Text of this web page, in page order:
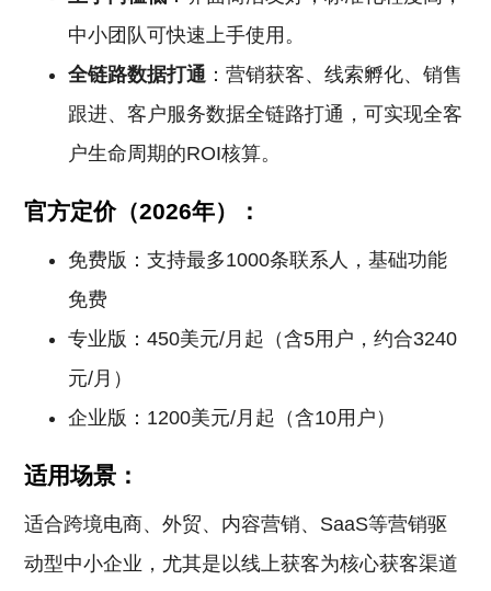
中小团队可快速上手使用。
全链路数据打通 ：营销获客、线索孵化、销售
跟进、客户服务数据全链路打通，可实现全客
户生命周期的ROI核算。
官方定价（2026年）：
免费版：支持最多1000条联系人，基础功能
免费
专业版：450美元/月起（含5用户，约合3240
元/月）
企业版：1200美元/月起（含10用户）
适用场景：
适合跨境电商、外贸、内容营销、SaaS等营销驱
动型中小企业，尤其是以线上获客为核心获客渠道